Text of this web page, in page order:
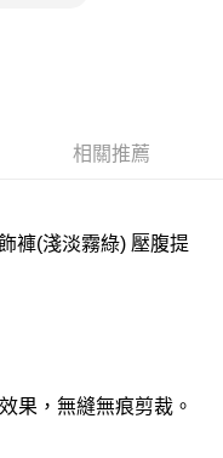
相關推薦
褲(淺淡霧綠) 壓腹提
果，無縫無痕剪裁。